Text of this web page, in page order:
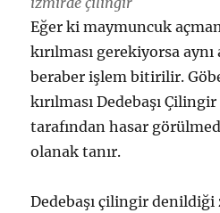
Eğer ki maymuncuk
kırılması gerekiyorsa
beraber işlem bitirilir.
kırılması Dedebaşı
tarafından hasar
olanak tanır.
Dedebaşı çilingir